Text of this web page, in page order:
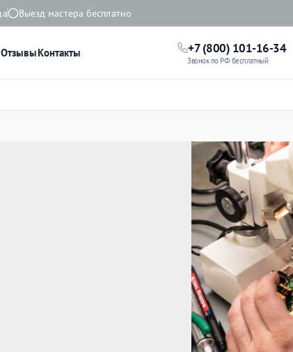
Выезд мастера бесплатно
ОтзывыКонтакты +7 (800) 101-16-34
Звонок по РФ бесплатный